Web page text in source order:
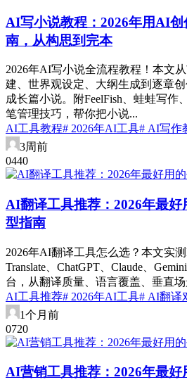
AI写小说教程：2026年用AI
南，从构思到完本
2026年AI写小说全流程教程！本文
建、世界观设定、大纲生成到逐章
成长篇小说。附FeelFish、蛙蛙写作
笔管理技巧，帮你把小说...
AI工具教程# 2026年AI工具# AI写作
3周前
0440
AI翻译工具推荐：2026年最
型指南
2026年AI翻译工具怎么选？本文实测
Translate、ChatGPT、Claude、
台，从翻译质量、语言覆盖、垂直
AI工具推荐# 2026年AI工具# AI翻译
1个月前
0720
AI营销工具推荐：2026年最